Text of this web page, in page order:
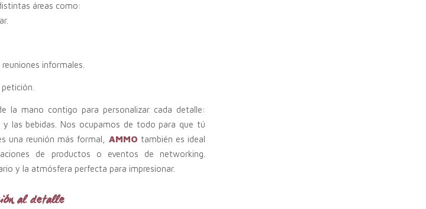
áreas como:
informales.
la mano contigo para personalizar cada detalle:
las bebidas. Nos ocupamos de todo para que tú
una reunión más formal, AMMO también es ideal
de productos o eventos de networking.
y la atmósfera perfecta para impresionar.
al detalle